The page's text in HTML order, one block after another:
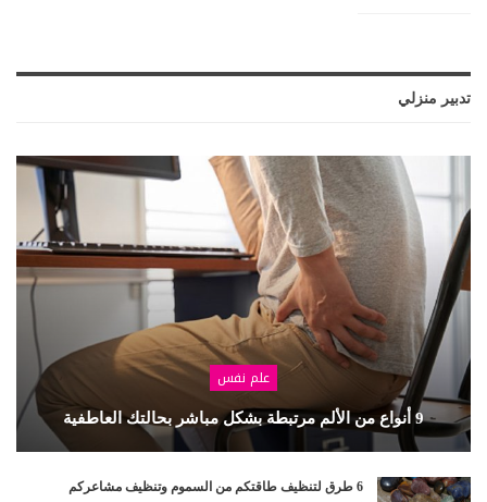
تدبير منزلي
علم نفس
9 أنواع من الألم مرتبطة بشكل مباشر بحالتك العاطفية
6 طرق لتنظيف طاقتكم من السموم وتنظيف مشاعركم